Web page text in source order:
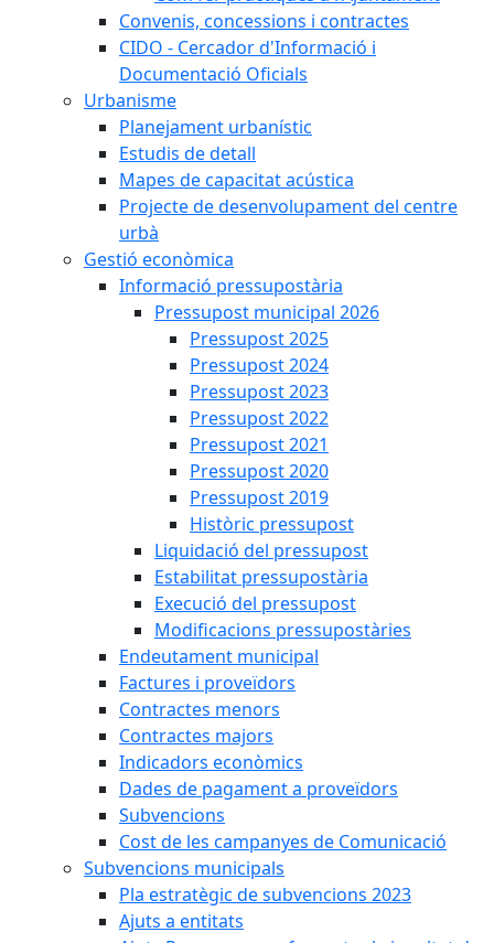
Convenis, concessions i contractes
CIDO - Cercador d'Informació i
Documentació Oficials
Urbanisme
Planejament urbanístic
Estudis de detall
Mapes de capacitat acústica
Projecte de desenvolupament del centre
urbà
Gestió econòmica
Informació pressupostària
Pressupost municipal 2026
Pressupost 2025
Pressupost 2024
Pressupost 2023
Pressupost 2022
Pressupost 2021
Pressupost 2020
Pressupost 2019
Històric pressupost
Liquidació del pressupost
Estabilitat pressupostària
Execució del pressupost
Modificacions pressupostàries
Endeutament municipal
Factures i proveïdors
Contractes menors
Contractes majors
Indicadors econòmics
Dades de pagament a proveïdors
Subvencions
Cost de les campanyes de Comunicació
Subvencions municipals
Pla estratègic de subvencions 2023
Ajuts a entitats